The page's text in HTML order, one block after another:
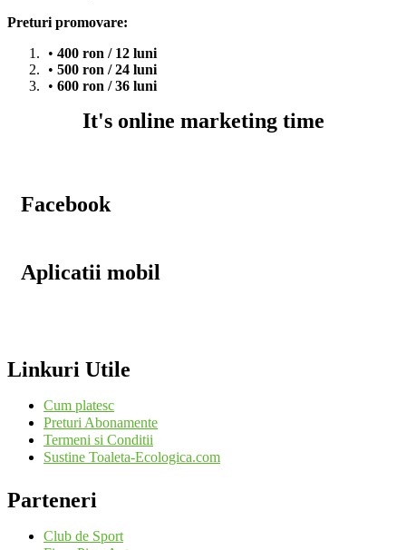
Preturi promovare:
400 ron / 12 luni
500 ron / 24 luni
600 ron / 36 luni
It's online marketing time
Facebook
Aplicatii mobil
Linkuri Utile
Cum platesc
Preturi Abonamente
Termeni si Conditii
Sustine Toaleta-Ecologica.com
Parteneri
Club de Sport